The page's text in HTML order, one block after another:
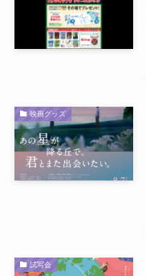
映画グッズ
試写会